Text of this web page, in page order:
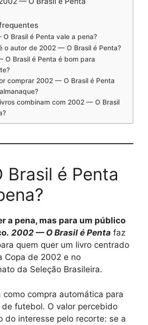
Brasil é Penta vale a pena?
o autor de 2002 — O Brasil é Penta?
O Brasil é Penta é bom para
comprar 2002 — O Brasil é Penta
combinam com 2002 — O Brasil
Brasil é Penta
a pena, mas para um público
2002 — O Brasil é Penta faz
quem quer um livro centrado
Copa de 2002 e no
da Seleção Brasileira.
como compra automática para
futebol. O valor percebido
do interesse pelo recorte: se a